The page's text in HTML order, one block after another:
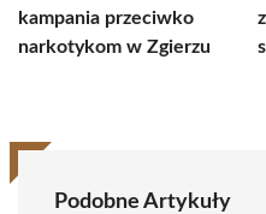
kampania przeciwko
narkotykom w Zgierzu
Podobne Artykuły